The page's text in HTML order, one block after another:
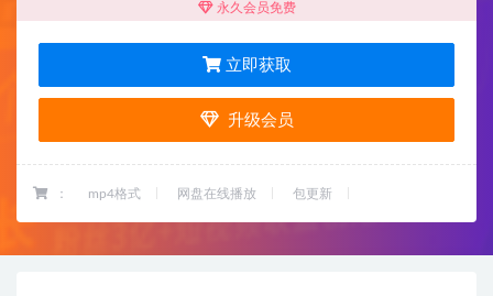
永久会员免费
立即获取
升级会员
： mp4格式 网盘在线播放 包更新